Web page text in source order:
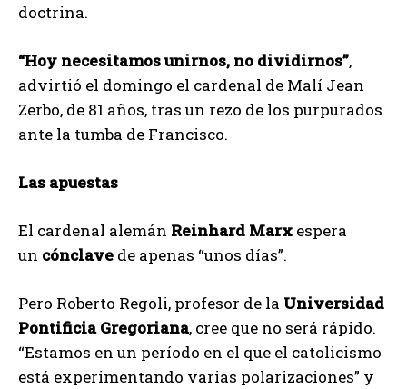
doctrina.
“Hoy necesitamos unirnos, no dividirnos”,
advirtió el domingo el cardenal de Malí Jean
Zerbo, de 81 años, tras un rezo de los purpurados
ante la tumba de Francisco.
Las apuestas
El cardenal alemán Reinhard Marx espera
un cónclave de apenas “unos días”.
Pero Roberto Regoli, profesor de la Universidad
Pontificia Gregoriana, cree que no será rápido.
“Estamos en un período en el que el catolicismo
está experimentando varias polarizaciones” y